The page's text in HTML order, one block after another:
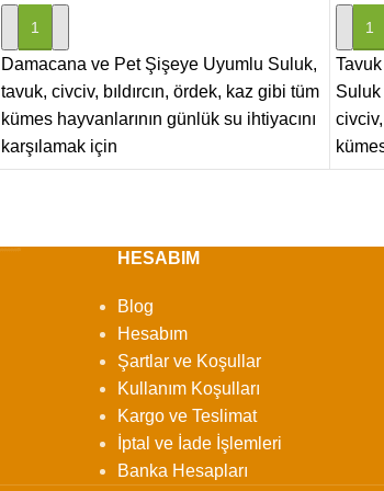
SEPETE EKLE
Damacana ve Pet Şişeye Uyumlu Suluk,
tavuk, civciv, bıldırcın, ördek, kaz gibi tüm
kümes hayvanlarının günlük su ihtiyacını
karşılamak için
Suluk
HESABIM
Blog
Hesabım
Şartlar ve Koşullar
Kullanım Koşulları
Kargo ve Teslimat
İptal ve İade İşlemleri
Banka Hesapları